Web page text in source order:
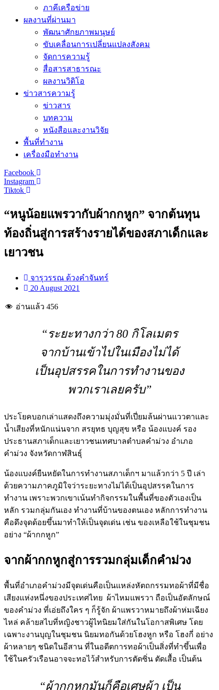
ภาคีเครือข่าย
ผลงานที่ผ่านมา
พัฒนาศักยภาพมนุษย์
ขับเคลื่อนการเปลี่ยนแปลงสังคม
จัดการความรู้
สื่อสารสาธารณะ
ผลงานวิดิโอ
ข่าวสารความรู้
ข่าวสาร
บทความ
หนังสือและงานวิจัย
พื้นที่ทำงาน
เครื่องมือทำงาน
Facebook
Instagram
Tiktok
“หนูน้อยแพรวากับผ้ากกหูก” จากต้นทุน
ท้องถิ่นสู่การสร้างรายได้ของสภาเด็กและ
เยาวชน
จารุวรรณ ด้วงคำจันทร์
20 August 2021
อ่านแล้ว 456
“ระยะทางกว่า 80 กิโลเมตร
จากบ้านเข้าไปในเมืองไม่ได้
เป็นอุปสรรคในการทำงานของ
พวกเราเลยครับ”
ประโยคบอกเล่าแสดงถึงความมุ่งมั่นที่เปี่ยมล้นผ่านแววตาและ
น้ำเสียงที่หนักแน่นจาก สรยุทธ บุญสุข หรือ น้องแบงค์ รอง
ประธานสภาเด็กและเยาวชนเทศบาลตำบลคำม่วง อำเภอ
คำม่วง จังหวัดกาฬสินธุ์
น้องแบงค์ยืนหยัดในการทำงานสภาเด็กฯ มาแล้วกว่า 5 ปี เล่า
ด้วยความภาคภูมิใจว่าระยะทางไม่ได้เป็นอุปสรรคในการ
ทำงาน เพราะพวกเขาเน้นทำกิจกรรมในพื้นที่ของตัวเองเป็น
หลัก รวมกลุ่มกันเอง ทำงานที่บ้านของตนเอง หลักการทำงาน
คือดึงจุดด้อยขึ้นมาทำให้เป็นจุดเด่น เช่น ของเหลือใช้ในชุมชน
อย่าง “ผ้ากกหูก”
จากผ้ากกหูกสู่การรวมกลุ่มเด็กคำม่วง
พื้นที่อำเภอคำม่วงมีจุดเด่นคือเป็นแหล่งหัตถกรรมทอผ้าที่มีชื่อ
เสียงแห่งหนึ่งของประเทศไทย ผ้าไหมแพรวา ถือเป็นอัตลักษณ์
ของคำม่วง ที่เอ่ยถึงใคร ๆ ก็รู้จัก ผ้าแพรวาหมายถึงผ้าห่มเฉียง
ไหล่ คล้ายสไบที่หญิงชาวผู้ไทนิยมใส่กันในโอกาสพิเศษ โดย
เฉพาะงานบุญในชุมชน นิยมทอกันด้วยโฮงหูก หรือ โฮงกี่ อย่าง
ผ้าหลายๆ ชนิดในอีสาน ที่ในอดีตการทอผ้าเป็นสิ่งที่ทำขึ้นเพื่อ
ใช้ในครัวเรือนอาจจะทอไว้สำหรับการตัดซิ่น ตัดเสื้อ เป็นต้น
“ผ้ากกหูกมันก็คือเศษผ้า เป็น